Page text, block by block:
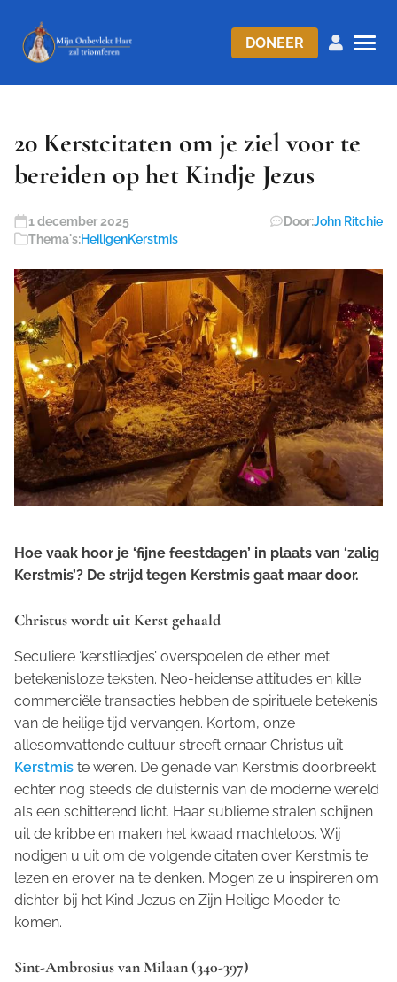
DONEER
20 Kerstcitaten om je ziel voor te
bereiden op het Kindje Jezus
1 december 2025 Door:John Ritchie
Thema's:HeiligenKerstmis
Hoe vaak hoor je ‘fijne feestdagen’ in plaats van ‘zalig
Kerstmis’? De strijd tegen Kerstmis gaat maar door.
Christus wordt uit Kerst gehaald
Seculiere ‘kerstliedjes’ overspoelen de ether met
betekenisloze teksten. Neo-heidense attitudes en kille
commerciële transacties hebben de spirituele betekenis
van de heilige tijd vervangen. Kortom, onze
allesomvattende cultuur streeft ernaar Christus uit
Kerstmis te weren. De genade van Kerstmis doorbreekt
echter nog steeds de duisternis van de moderne wereld
als een schitterend licht. Haar sublieme stralen schijnen
uit de kribbe en maken het kwaad machteloos. Wij
nodigen u uit om de volgende citaten over Kerstmis te
lezen en erover na te denken. Mogen ze u inspireren om
dichter bij het Kind Jezus en Zijn Heilige Moeder te
komen.
Sint-Ambrosius van Milaan (340-397)